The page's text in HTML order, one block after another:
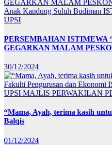
Anak Kandung Suluh Budiman
UPSI
PERSEMBAHAN ISTIMEWA
GEGARKAN MALAM
30/12/2024
Fakulti Pengurusan dan Ekonomi
UPSI MAJLIS PERWAKILAN
“Mama, Ayah, terima kasih
Balqis
01/12/2024